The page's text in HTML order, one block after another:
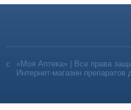
«Моя Аптека» | Все права
Интернет-магазин